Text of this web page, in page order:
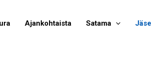
Ajankohtaista Satama